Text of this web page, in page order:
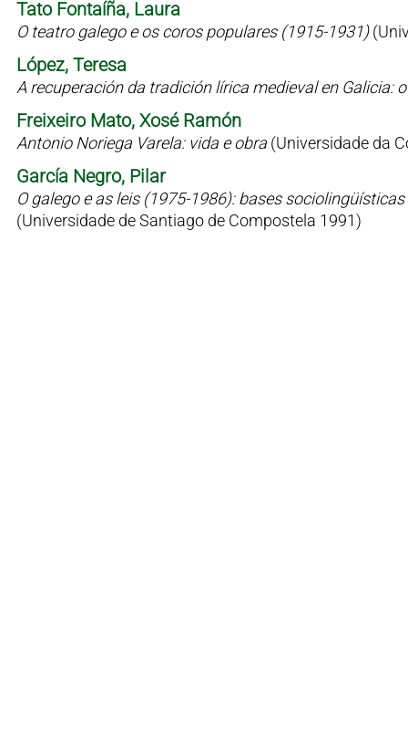
Tato Fontaíña, Laura
O teatro galego e os coros populares (1915-1931)
López, Teresa
A recuperación da tradición lírica medieval en Galicia:
Freixeiro Mato, Xosé Ramón
Antonio Noriega Varela: vida e obra (Universidade da
García Negro, Pilar
O galego e as leis (1975-1986): bases
(Universidade de Santiago de Compostela 1991)